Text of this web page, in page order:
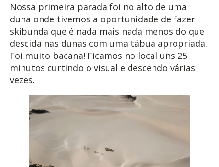
Nossa primeira parada foi no alto de uma
duna onde tivemos a oportunidade de fazer
skibunda que é nada mais nada menos do que
descida nas dunas com uma tábua apropriada.
Foi muito bacana! Ficamos no local uns 25
minutos curtindo o visual e descendo várias
vezes.